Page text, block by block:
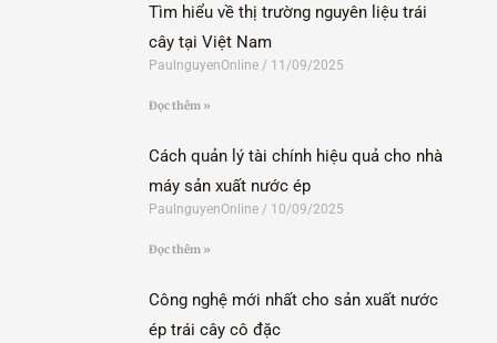
Tìm hiểu về thị trường nguyên liệu trái
cây tại Việt Nam
PaulnguyenOnline 11/09/2025
Đọc thêm »
Cách quản lý tài chính hiệu quả cho nhà
máy sản xuất nước ép
PaulnguyenOnline 10/09/2025
Đọc thêm »
Công nghệ mới nhất cho sản xuất nước
ép trái cây cô đặc